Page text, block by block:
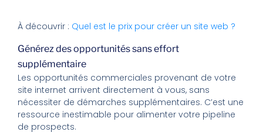
À découvrir : Quel est le prix pour créer un site web ?
Générez des opportunités sans effort
supplémentaire
Les opportunités commerciales provenant de votre
site internet arrivent directement à vous, sans
nécessiter de démarches supplémentaires. C’est une
ressource inestimable pour alimenter votre pipeline
de prospects.